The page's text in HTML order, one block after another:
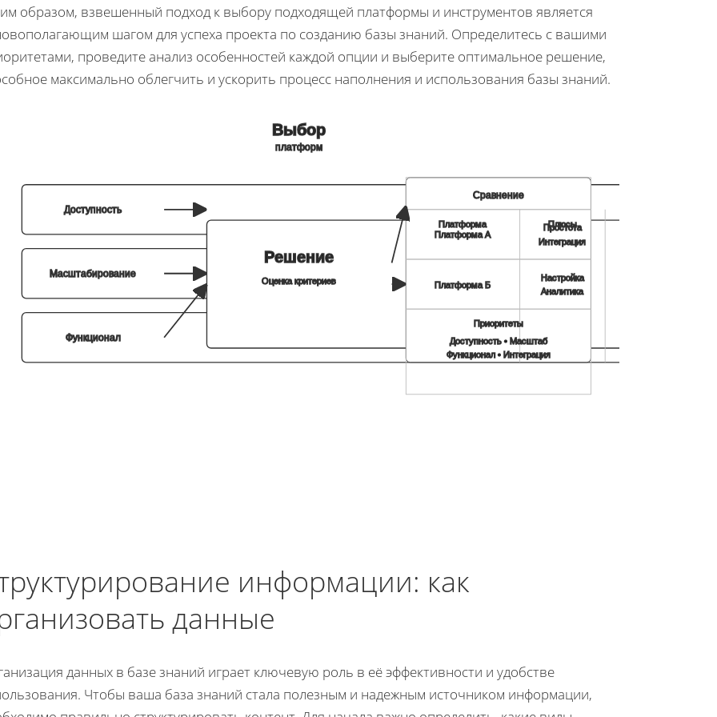
образом, взвешенный подход к выбору подходящей платформы и инструментов является
шагом для успеха проекта по созданию базы знаний. Определитесь с вашими
проведите анализ особенностей каждой опции и выберите оптимальное решение,
максимально облегчить и ускорить процесс наполнения и использования базы знаний.
Выбор
платформ
Доступность
Масштабирование
Функционал
Решение
Оценка критериев
Сравнение
Платформа Плюсы
Платформа А
Простота
Интеграция
Платформа Б
Настройка
Аналитика
Приоритеты
Доступность • Масштаб
Функционал • Интеграция
информации: как
данные
данных в базе знаний играет ключевую роль в её эффективности и удобстве
Чтобы ваша база знаний стала полезным и надежным источником информации,